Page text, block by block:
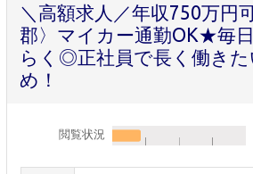
＼高額求人／年収750万円
郡〉マイカー通勤OK★毎
らく◎正社員で長く働き
め！
閲覧状況